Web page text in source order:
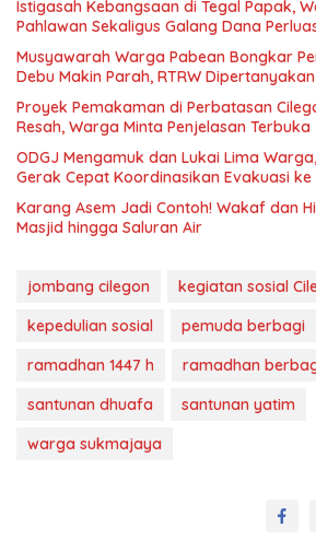
Istigasah Kebangsaan di Tegal Papak,
Pahlawan Sekaligus Galang Dana
Musyawarah Warga Pabean Bongkar
Debu Makin Parah, RTRW Dipertanyakan
Proyek Pemakaman di Perbatasan
Resah, Warga Minta Penjelasan Terbuka
ODGJ Mengamuk dan Lukai Lima
Gerak Cepat Koordinasikan Evakuasi ke
Karang Asem Jadi Contoh! Wakaf dan
Masjid hingga Saluran Air
jombang cilegon
kegiatan sosial
kepedulian sosial
pemuda berbagi
ramadhan 1447 h
ramadhan
santunan dhuafa
santunan yatim
warga sukmajaya